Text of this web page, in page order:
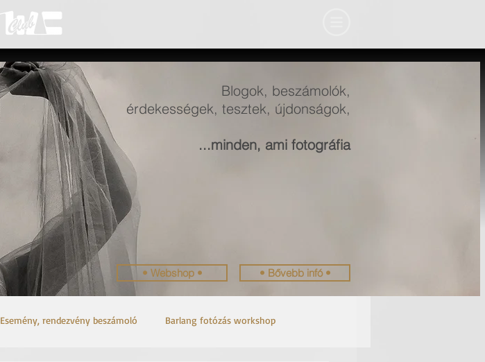
Esemény, rendezvény beszámoló Barlang fotózás workshop
Blogok, beszámolók,
érdekességek, tesztek, újdonságok,
...minden, ami fotográfia
• Webshop • • Bővebb infó •